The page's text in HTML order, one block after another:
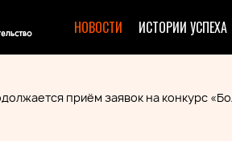
НОВОСТИ ИСТОРИИ УСПЕХА
приём заявок на конкурс